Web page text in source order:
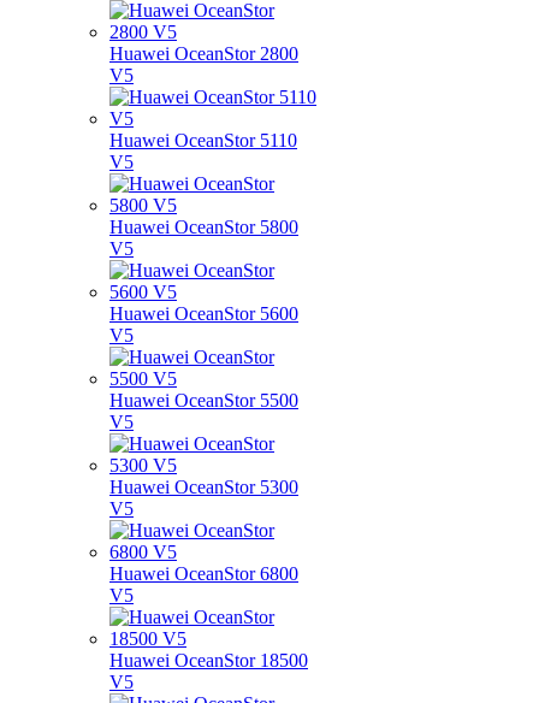
Huawei OceanStor 2800
V5
Huawei OceanStor 5110
V5
Huawei OceanStor 5800
V5
Huawei OceanStor 5600
V5
Huawei OceanStor 5500
V5
Huawei OceanStor 5300
V5
Huawei OceanStor 6800
V5
Huawei OceanStor 18500
V5